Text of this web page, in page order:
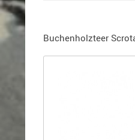
Holster
Buchenholzteer